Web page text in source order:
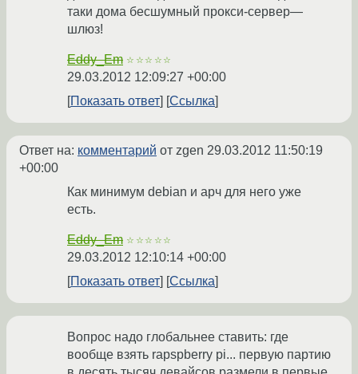
таки дома бесшумный прокси-сервер—
шлюз!
Eddy_Em ☆☆☆☆☆
29.03.2012 12:09:27 +00:00
Показать ответ
Ссылка
Ответ на: комментарий от zgen 29.03.2012 11:50:19
+00:00
Как минимум debian и арч для него уже
есть.
Eddy_Em ☆☆☆☆☆
29.03.2012 12:10:14 +00:00
Показать ответ
Ссылка
Вопрос надо глобальнее ставить: где
вообще взять rapspberry pi... первую партию